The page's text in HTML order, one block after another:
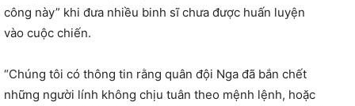
công này” khi đưa nhiều binh sĩ chưa được huấn luyện
vào cuộc chiến.
“Chúng tôi có thông tin rằng quân đội Nga đã bắn chết
những người lính không chịu tuân theo mệnh lệnh, hoặc